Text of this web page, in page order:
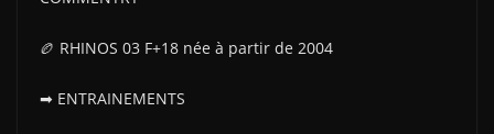
🏉 RHINOS 03 F+18 née à partir de 2004
➡ ENTRAINEMENTS